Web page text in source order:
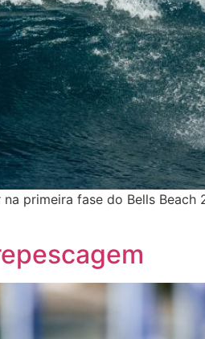
primeira fase do Bells